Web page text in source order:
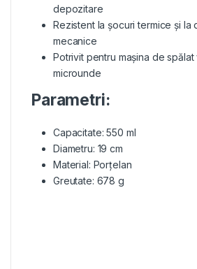
depozitare
Rezistent la șocuri termice și la
mecanice
Potrivit pentru mașina de
microunde
Parametri:
Capacitate: 550 ml
Diametru: 19 cm
Material: Porțelan
Greutate: 678 g